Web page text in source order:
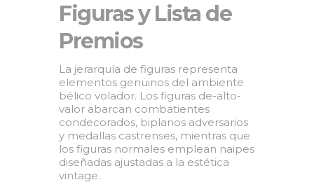
Figuras y Lista de
Premios
La jerarquía de figuras representa
elementos genuinos del ambiente
bélico volador. Los figuras de-alto-
valor abarcan combatientes
condecorados, biplanos adversarios
y medallas castrenses, mientras que
los figuras normales emplean naipes
diseñadas ajustadas a la estética
vintage.